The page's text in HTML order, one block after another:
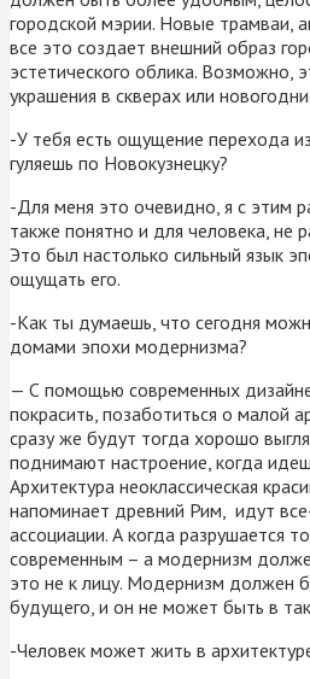
городской мэрии. Новые трамваи,
все это создает внешний образ
эстетического облика. Возможно,
украшения в скверах или
-У тебя есть ощущение перехода
гуляешь по Новокузнецку?
-Для меня это очевидно, я с этим
также понятно и для человека, не
Это был настолько сильный язык
ощущать его.
-Как ты думаешь, что сегодня
домами эпохи модернизма?
— С помощью современных
покрасить, позаботиться о малой
сразу же будут тогда хорошо
поднимают настроение, когда
Архитектура неоклассическая
напоминает древний Рим, идут
ассоциации. А когда разрушается
современным – а модернизм
это не к лицу. Модернизм должен
будущего, и он не может быть в
-Человек может жить в